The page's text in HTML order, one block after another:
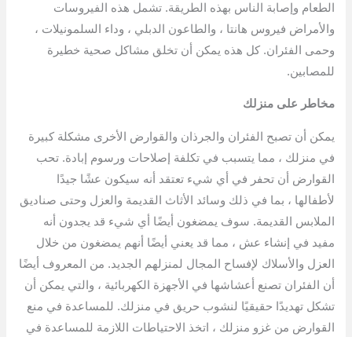
الطعام وإصابة الناس بهذه الطريقة. تشمل هذه الفيروسات
والأمراض فيروس هانتا ، والطاعون الدبلي ، وداء السلمونيلات ،
وحمى الفئران. كل هذه يمكن أن تخلق مشاكل صحية خطيرة
للمصابين.
مخاطر على منزلك
يمكن أن تصبح الفئران والجرذان والقوارض الأخرى مشكلة كبيرة
في منزلك ، مما يتسبب في تكلفة إصلاحات ورسوم إبادة. تحب
القوارض أن تحفر في أي شيء تعتقد أنه سيكون عشًا جيدًا
لأطفالها ، بما في ذلك وسائد الأثاث القديمة والعزل وحتى صناديق
الملابس القديمة. سوف يمضغون أيضًا أي شيء قد يجدون أنه
مفيد في إنشاء عش ، مما قد يعني أيضًا أنهم يمضغون من خلال
العزل والأسلاك لإفساح المجال لمنزلهم الجديد. من المعروف أيضًا
أن الفئران تصنع أعشاشها في الأجهزة الكهربائية ، والتي يمكن أن
تشكل تهديدًا حقيقيًا لنشوب حريق في منزلك. للمساعدة في منع
القوارض من غزو منزلك ، اتخذ الاحتياطات اللازمة للمساعدة في